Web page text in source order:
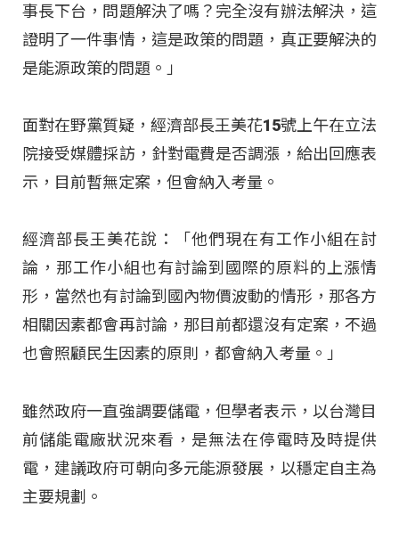
事長下台，問題解決了嗎？完全沒有辦法解決，這
證明了一件事情，這是政策的問題，真正要解決的
是能源政策的問題。」
面對在野黨質疑，經濟部長王美花15號上午在立法
院接受媒體採訪，針對電費是否調漲，給出回應表
示，目前暫無定案，但會納入考量。
經濟部長王美花說：「他們現在有工作小組在討
論，那工作小組也有討論到國際的原料的上漲情
形，當然也有討論到國內物價波動的情形，那各方
相關因素都會再討論，那目前都還沒有定案，不過
也會照顧民生因素的原則，都會納入考量。」
雖然政府一直強調要儲電，但學者表示，以台灣目
前儲能電廠狀況來看，是無法在停電時及時提供
電，建議政府可朝向多元能源發展，以穩定自主為
主要規劃。